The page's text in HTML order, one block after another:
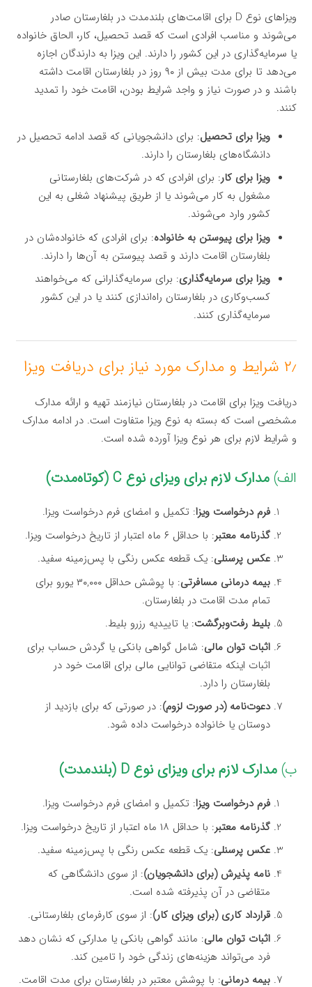
ویزاهای نوع D برای اقامت‌های بلندمدت در بلغارستان صادر
می‌شوند و مناسب افرادی است که قصد تحصیل، کار، الحاق خانواده
یا سرمایه‌گذاری در این کشور را دارند. این ویزا به دارندگان اجازه
می‌دهد تا برای مدت بیش از ۹۰ روز در بلغارستان اقامت داشته
باشند و در صورت نیاز و واجد شرایط بودن، اقامت خود را تمدید
کنند.
ویزا برای تحصیل: برای دانشجویانی که قصد ادامه تحصیل در
دانشگاه‌های بلغارستان را دارند.
ویزا برای کار: برای افرادی که در شرکت‌های بلغارستانی
مشغول به کار می‌شوند یا از طریق پیشنهاد شغلی به این
کشور وارد می‌شوند.
ویزا برای پیوستن به خانواده: برای افرادی که خانواده‌شان در
بلغارستان اقامت دارند و قصد پیوستن به آن‌ها را دارند.
ویزا برای سرمایه‌گذاری: برای سرمایه‌گذارانی که می‌خواهند
کسب‌وکاری در بلغارستان راه‌اندازی کنند یا در این کشور
سرمایه‌گذاری کنند.
۲٫ شرایط و مدارک مورد نیاز برای دریافت ویزا
دریافت ویزا برای اقامت در بلغارستان نیازمند تهیه و ارائه مدارک
مشخصی است که بسته به نوع ویزا متفاوت است. در ادامه مدارک
و شرایط لازم برای هر نوع ویزا آورده شده است.
الف)مدارک لازم برای ویزای نوع C (کوتاه‌مدت)
فرم درخواست ویزا: تکمیل و امضای فرم درخواست ویزا.
گذرنامه معتبر: با حداقل ۶ ماه اعتبار از تاریخ درخواست ویزا.
عکس پرسنلی: یک قطعه عکس رنگی با پس‌زمینه سفید.
بیمه درمانی مسافرتی
: با پوشش حداقل ۳۰,۰۰۰ یورو برای
تمام مدت اقامت در بلغارستان.
بلیط رفت‌وبرگشت: یا تاییدیه رزرو بلیط.
اثبات توان مالی: شامل گواهی بانکی یا گردش حساب برای
اثبات اینکه متقاضی توانایی مالی برای اقامت خود در
بلغارستان را دارد.
دعوت‌نامه (در صورت لزوم): در صورتی که برای بازدید از
دوستان یا خانواده درخواست داده شود.
ب)مدارک لازم برای ویزای نوع D (بلندمدت)
فرم درخواست ویزا: تکمیل و امضای فرم درخواست ویزا.
گذرنامه معتبر: با حداقل ۱۸ ماه اعتبار از تاریخ درخواست ویزا.
عکس پرسنلی: یک قطعه عکس رنگی با پس‌زمینه سفید.
نامه پذیرش (برای دانشجویان): از سوی دانشگاهی که
متقاضی در آن پذیرفته شده است.
قرارداد کاری (برای ویزای کار): از سوی کارفرمای بلغارستانی.
اثبات توان مالی: مانند گواهی بانکی یا مدارکی که نشان دهد
فرد می‌تواند هزینه‌های زندگی خود را تامین کند.
بیمه درمانی: با پوشش معتبر در بلغارستان برای مدت اقامت.